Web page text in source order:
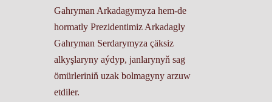
Gahryman Arkadagymyza hem-de
hormatly Prezidentimiz Arkadagly
Gahryman Serdarymyza çäksiz
alkyşlaryny aýdyp, janlarynyň sag
ömürleriniň uzak bolmagyny arzuw
etdiler.